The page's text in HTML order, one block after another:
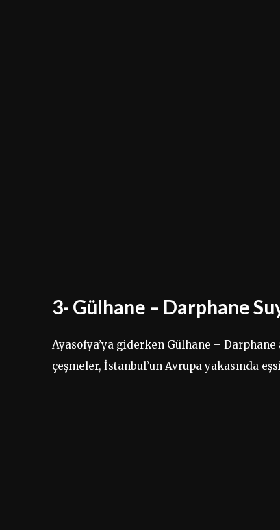
3- Gülhane – Darphane
Ayasofya’ya giderken Gülhane –
çeşmeler, İstanbul’un Avrupa yakasında